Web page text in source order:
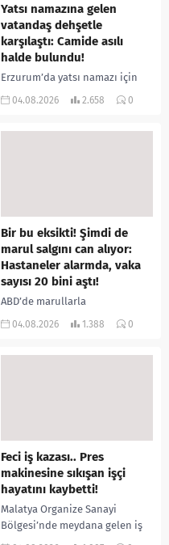
Yatsı namazına gelen
vatandaş dehşetle
karşılaştı: Camide asılı
halde bulundu!
Erzurum’da yatsı namazı için
camiye gelen bir vatandaş,
04.08.2026 2.658 0
Bir bu eksikti! Şimdi de
marul salgını can alıyor:
Hastaneler alarmda, vaka
sayısı 20 bini aştı!
ABD’de marullarla
ilişkilendirilen siklospora
04.08.2026 1.388 0
Feci iş kazası.. Pres
makinesine sıkışan işçi
hayatını kaybetti!
Malatya Organize Sanayi
Bölgesi’nde meydana gelen iş
kazasında, pres makinesine